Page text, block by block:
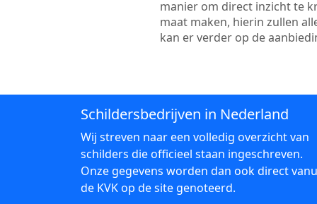
manier om direct inzicht te
maat maken, hierin zullen
kan er verder op de
Schildersbedrijven in Nederland
Wij streven naar een volledig overzicht van
schilders die officieel staan ingeschreven.
Onze gegevens worden dan ook direct
de KVK op de site genoteerd.